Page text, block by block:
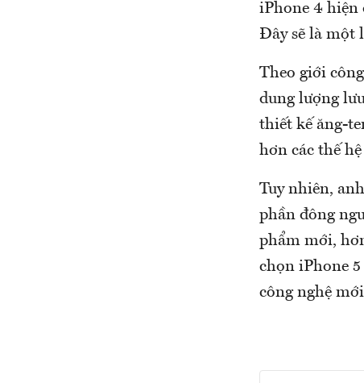
iPhone 4 hiện
Đây sẽ là một
Theo giới
dung lượng
thiết kế ăng-
hơn các thế
Tuy nhiên,
phần đông
phẩm mới,
chọn iPhone
công nghệ